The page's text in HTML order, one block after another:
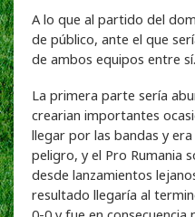
A lo que al partido del
de público, ante el que
de ambos equipos entre sí.
La primera parte sería
crearian importantes
llegar por las bandas y
peligro, y el Pro Rumania
desde lanzamientos
resultado llegaría al